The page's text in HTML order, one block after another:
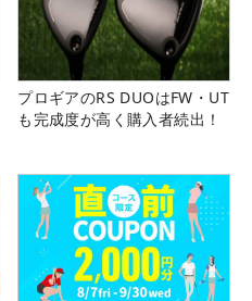
プロギアのRS DUOはFW・UT
も完成度が高く購入者続出！